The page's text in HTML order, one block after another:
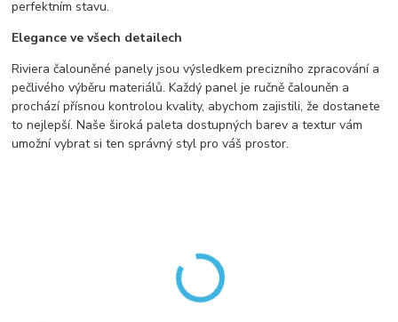
perfektním stavu.
Elegance ve všech detailech
Riviera čalouněné panely jsou výsledkem precizního zpracování a
pečlivého výběru materiálů. Každý panel je ručně čalouněn a
prochází přísnou kontrolou kvality, abychom zajistili, že dostanete
to nejlepší. Naše široká paleta dostupných barev a textur vám
umožní vybrat si ten správný styl pro váš prostor.